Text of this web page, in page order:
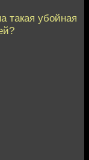
такая убойная